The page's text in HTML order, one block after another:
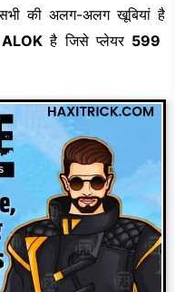
की अलग-अलग खूबियां है
है जिसे प्लेयर 599